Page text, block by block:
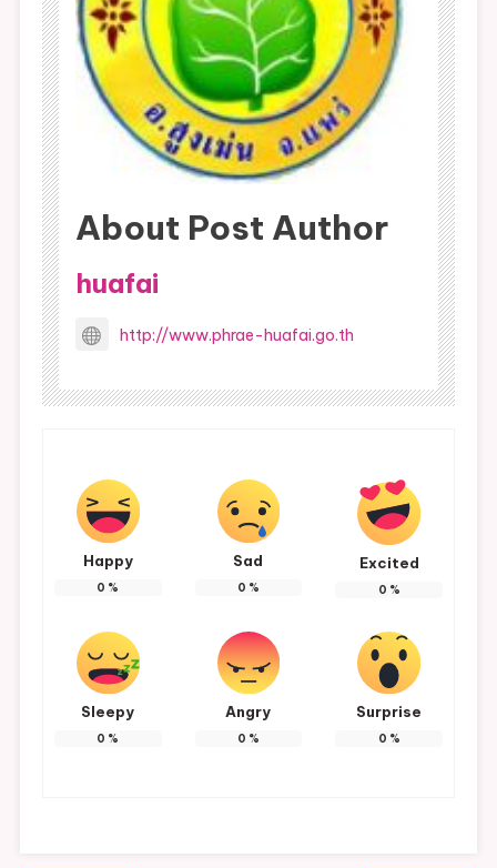
About Post Author
huafai
http://www.phrae-huafai.go.th
Happy
0 %
Sad
0 %
Excited
0 %
Sleepy
0 %
Angry
0 %
Surprise
0 %